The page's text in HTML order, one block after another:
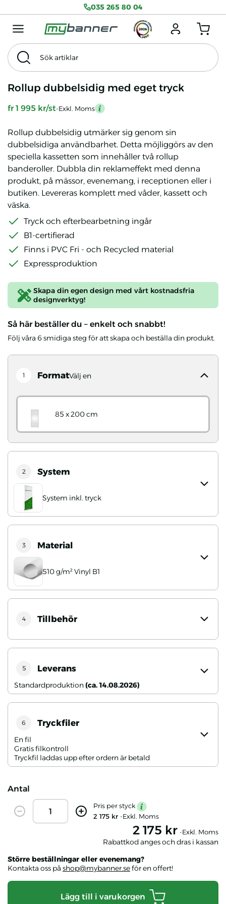
Sök artiklar
Sök
035 265 80 04
Logga in Antal produkter
Menu mobile
Exkl. Moms
Tema
Rollup dubbelsidig med eget tryck
fr 1 995 kr/st-Exkl. Moms
mention
Rollup dubbelsidig utmärker sig genom sin
dubbelsidiga användbarhet. Detta möjliggörs av den
speciella kassetten som innehåller två rollup
banderoller. Dubbla din reklameffekt med denna
produkt, på mässor, evenemang, i receptionen eller i
butiken. Levereras komplett med våder, kassett och
väska.
Tryck och efterbearbetning ingår
B1-certifierad
Finns i PVC Fri - och Recycled material
Expressproduktion
Skapa din egen design med vårt kostnadsfria
designverktyg!
Så här beställer du – enkelt och snabbt!
Följ våra 6 smidiga steg för att skapa och beställa din produkt.
1 FormatVälj en
85 x 200 cm
2 System
System inkl. tryck
3 Material
510 g/m² Vinyl B1
4 Tillbehör
5 Leverans
Standardproduktion (ca. 14.08.2026)
6 Tryckfiler
En fil
Gratis filkontroll
Tryckfil laddas upp efter ordern är betald
Antal
Decrease
Amount
Increase
Pris per styck
mention
2 175 kr -Exkl. Moms
2 175 kr -Exkl. Moms
Rabattkod anges och dras i kassan
Större beställningar eller evenemang?
Kontakta oss på shop@mybanner.seför en offert!
Lägg till i varukorgen